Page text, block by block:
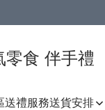
零食 伴手禮
送禮服務送貨安排